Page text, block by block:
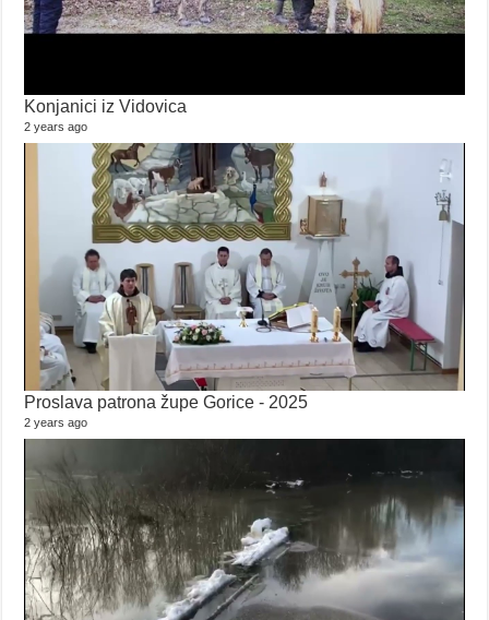
Konjanici iz Vidovica
2 years ago
Proslava patrona župe Gorice - 2025
2 years ago